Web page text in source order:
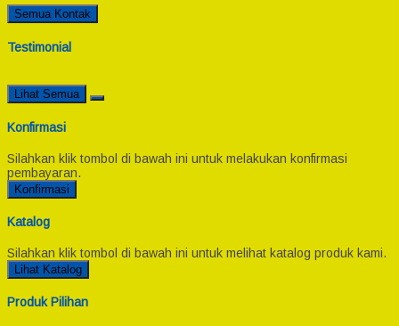
Semua Kontak
Testimonial
Lihat Semua
Konfirmasi
Silahkan klik tombol di bawah ini untuk melakukan konfirmasi
pembayaran.
Konfirmasi
Katalog
Silahkan klik tombol di bawah ini untuk melihat katalog produk kami.
Lihat Katalog
Produk Pilihan